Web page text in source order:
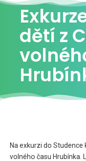
dětí z
Na exkurzi do
volného času Hrubínka.